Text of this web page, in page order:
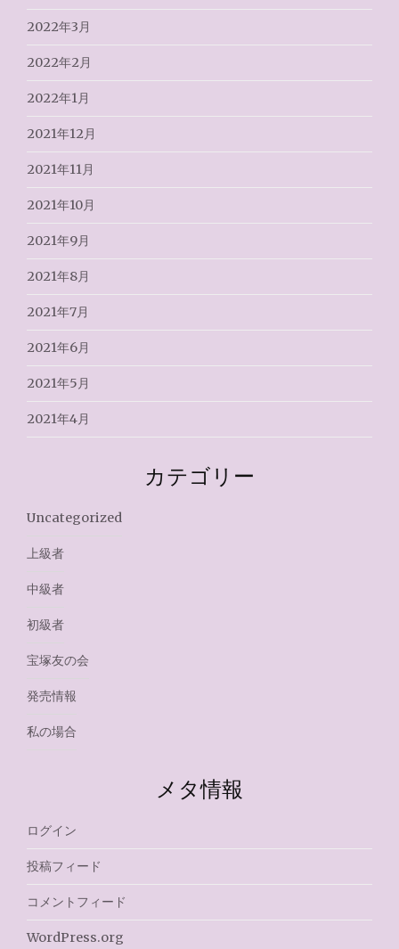
2022年3月
2022年2月
2022年1月
2021年12月
2021年11月
2021年10月
2021年9月
2021年8月
2021年7月
2021年6月
2021年5月
2021年4月
カテゴリー
Uncategorized
上級者
中級者
初級者
宝塚友の会
発売情報
私の場合
メタ情報
ログイン
投稿フィード
コメントフィード
WordPress.org